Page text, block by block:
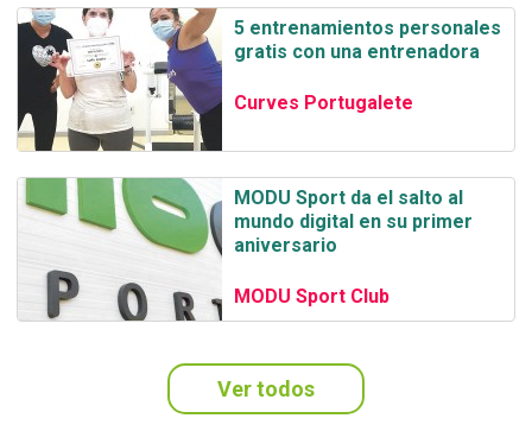
5 entrenamientos personales
gratis con una entrenadora
Curves Portugalete
MODU Sport da el salto al
mundo digital en su primer
aniversario
MODU Sport Club
Ver todos